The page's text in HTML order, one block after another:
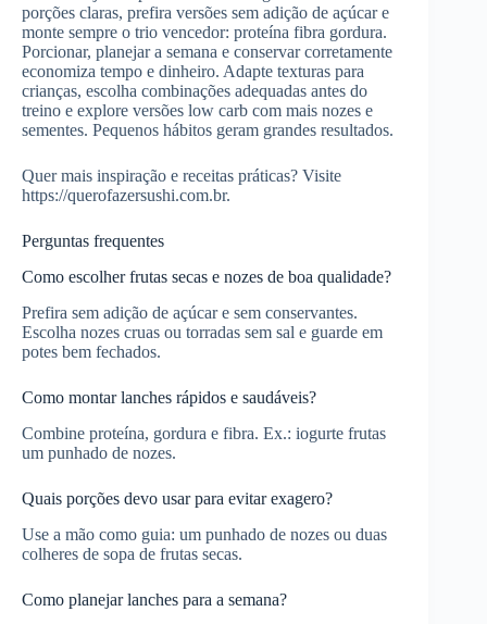
porções claras, prefira versões sem adição de açúcar e
monte sempre o trio vencedor: proteína fibra gordura.
Porcionar, planejar a semana e conservar corretamente
economiza tempo e dinheiro. Adapte texturas para
crianças, escolha combinações adequadas antes do
treino e explore versões low carb com mais nozes e
sementes. Pequenos hábitos geram grandes resultados.
Quer mais inspiração e receitas práticas? Visite
https://querofazersushi.com.br.
Perguntas frequentes
Como escolher frutas secas e nozes de boa qualidade?
Prefira sem adição de açúcar e sem conservantes.
Escolha nozes cruas ou torradas sem sal e guarde em
potes bem fechados.
Como montar lanches rápidos e saudáveis?
Combine proteína, gordura e fibra. Ex.: iogurte frutas
um punhado de nozes.
Quais porções devo usar para evitar exagero?
Use a mão como guia: um punhado de nozes ou duas
colheres de sopa de frutas secas.
Como planejar lanches para a semana?